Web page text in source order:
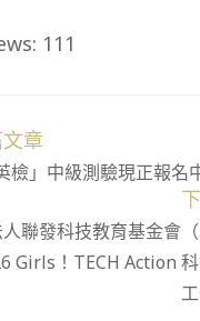
111
文章
檢」中級測驗現正報名
聯發科技教育基金會
Girls！TECH Action